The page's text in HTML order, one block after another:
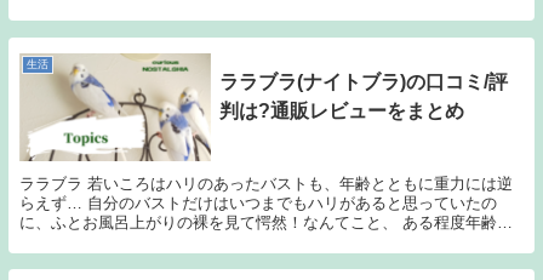
生活
ララブラ(ナイトブラ)の口コミ/評
判は?通販レビューをまとめ
ララブラ 若いころはハリのあったバストも、年齢とともに重力には逆
らえず… 自分のバストだけはいつまでもハリがあると思っていたの
に、ふとお風呂上がりの裸を見て愕然！なんてこと、 ある程度年齢が